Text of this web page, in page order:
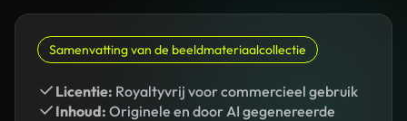
Samenvatting van de beeldmateriaalcollectie
Licentie: Royaltyvrij voor commercieel gebruik
Inhoud: Originele en door AI gegenereerde